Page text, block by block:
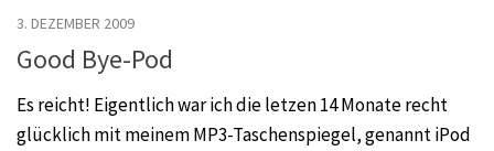
3. DEZEMBER 2009
Good Bye-Pod
Es reicht! Eigentlich war ich die letzen 14 Monate recht
glücklich mit meinem MP3-Taschenspiegel, genannt iPod